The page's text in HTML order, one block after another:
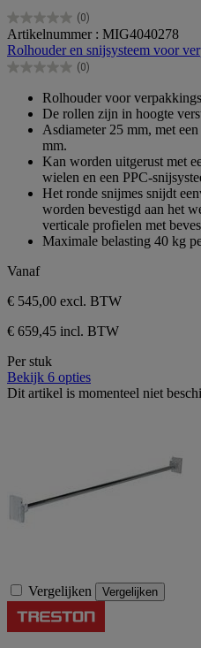
(0)
0.0
van
de
5
Artikelnummer : MIG4040278
Rolhouder en snijsysteem voor
(0)
0.0
sterren.
Rolhouder voor
De rollen zijn in hoogte
Asdiameter 25 mm, met
mm.
Kan worden uitgerust met
wielen en een PPC-
Het ronde snijmes snijdt
worden bevestigd aan het
verticale profielen met
Maximale belasting 40 kg
Vanaf
€ 545,00 excl. BTW
€ 659,45 incl. BTW
Per stuk
Bekijk 6 opties
Dit artikel is momenteel niet
Vergelijken Vergelijken